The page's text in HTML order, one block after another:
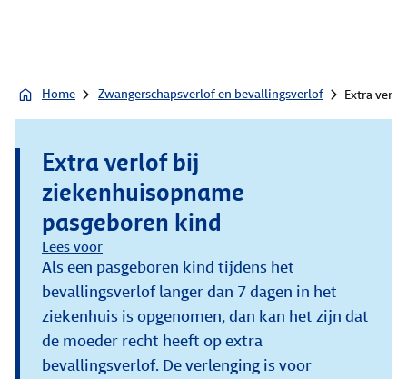
Home Zwangerschapsverlof en bevallingsverlof Extra
Extra verlof bij
ziekenhuisopname
pasgeboren kind
Lees voor
Als een pasgeboren kind tijdens het
bevallingsverlof langer dan 7 dagen in het
ziekenhuis is opgenomen, dan kan het zijn dat
de moeder recht heeft op extra
bevallingsverlof. De verlenging is voor